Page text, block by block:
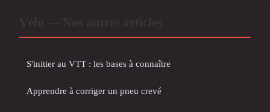
S'initier au VTT : les bases à connaître
Apprendre à corriger un pneu crevé